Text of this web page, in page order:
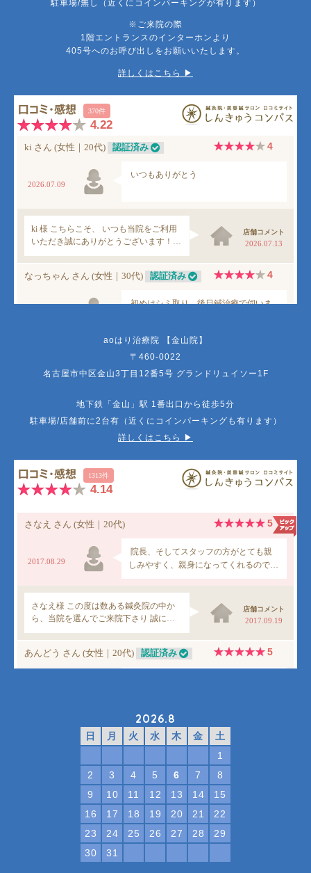
駐車場/無し（近くにコインパーキングが有ります）
※ご来院の際
1階エントランスのインターホンより
405号へのお呼び出しをお願いいたします。
詳しくはこちら ▶︎
aoはり治療院 【金山院】
〒460-0022
名古屋市中区金山3丁目12番5号 グランドリュイソー1F
地下鉄「金山」駅 1番出口から徒歩5分
駐車場/店舗前に2台有（近くにコインパーキングも有ります）
詳しくはこちら ▶︎
2026.8
日 月 火 水 木 金
土
1
2
3 4 5 6 7
8
9
10 11 12 13 14
15
16
17 18 19 20 21
22
23
24 25 26 27 28
29
30
31